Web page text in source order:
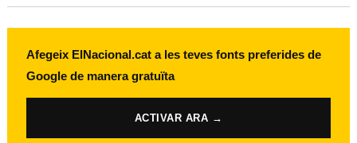
Afegeix ElNacional.cat a les teves fonts preferides de
Google de manera gratuïta
ACTIVAR ARA →